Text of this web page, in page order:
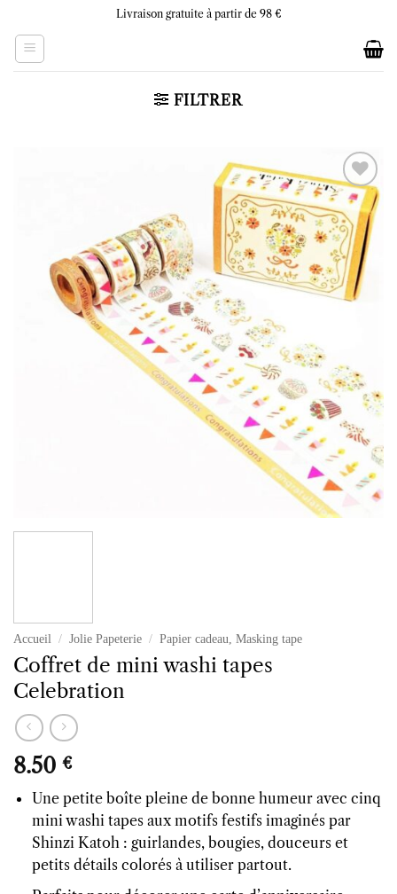
content
Livraison gratuite à partir de 98 €
FILTRER
Ajouter
à la liste
d’envies
Accueil / Jolie Papeterie / Papier cadeau, Masking tape
Coffret de mini washi tapes
Celebration
8.50 €
Une petite boîte pleine de bonne humeur avec cinq
mini washi tapes aux motifs festifs imaginés par
Shinzi Katoh : guirlandes, bougies, douceurs et
petits détails colorés à utiliser partout.